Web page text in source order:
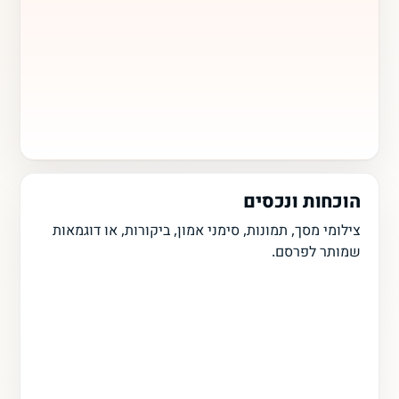
הוכחות ונכסים
צילומי מסך, תמונות, סימני אמון, ביקורות, או דוגמאות
שמותר לפרסם.